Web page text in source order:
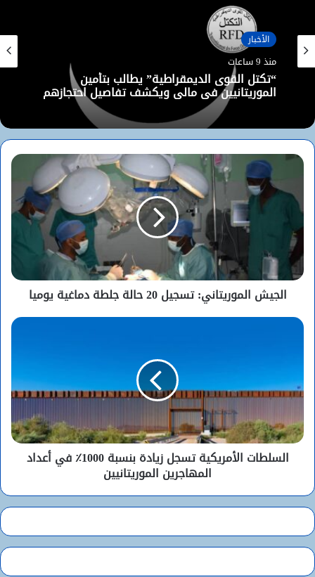
الأخبار
منذ 9 ساعات
“تكتل القوى الديمقراطية” يطالب بتأمين
الموريتانيين في مالي ويكشف تفاصيل احتجازهم
الجيش الموريتاني: تسجيل 20 حالة جلطة دماغية يوميا
السلطات الأمريكية تسجل زيادة بنسبة 1000٪ في أعداد
المهاجرين الموريتانيين